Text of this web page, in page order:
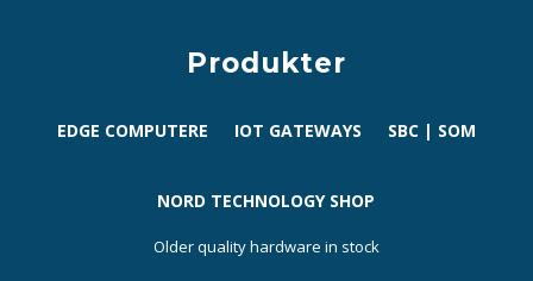
Produkter
EDGE COMPUTERE IOT GATEWAYS SBC | SOM
NORD TECHNOLOGY SHOP
Older quality hardware in stock